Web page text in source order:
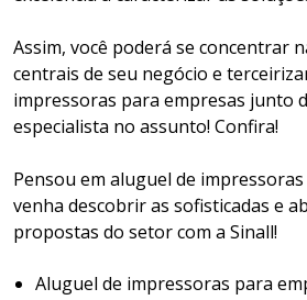
Assim, você poderá se concentrar
centrais de seu negócio e
impressoras para empresas junto
especialista no assunto! Confira!
Pensou em aluguel de
venha descobrir as sofisticadas e
propostas do setor com a Sinall!
Aluguel de impressoras para